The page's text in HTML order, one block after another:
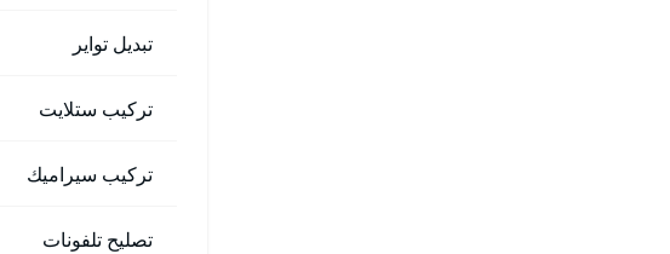
تبديل تواير
تركيب ستلايت
تركيب سيراميك
تصليح تلفونات